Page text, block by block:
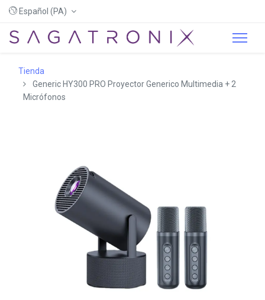
Español (PA)
Tienda
Generic HY300 PRO Proyector Generico Multimedia + 2
Micrófonos